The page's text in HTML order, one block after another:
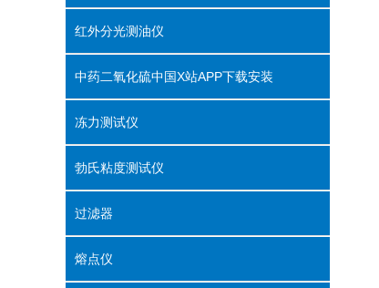
红外分光测油仪
中药二氧化硫中国X站APP下载安装
冻力测试仪
勃氏粘度测试仪
过滤器
熔点仪